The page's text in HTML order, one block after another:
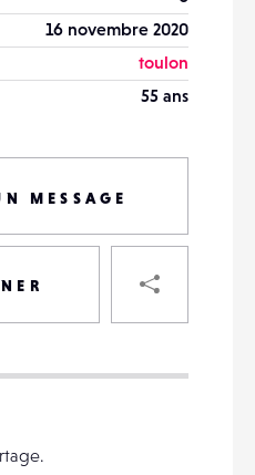
16 novembre 2020
toulon
55 ans
MESSAGE